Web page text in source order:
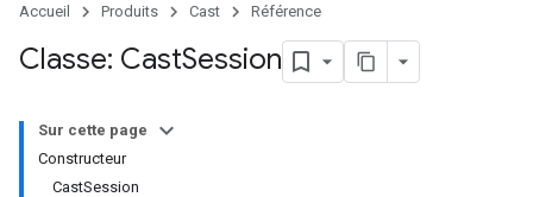
Accueil Produits Cast Référence
Classe: CastSession
Sur cette page
Constructeur
CastSession